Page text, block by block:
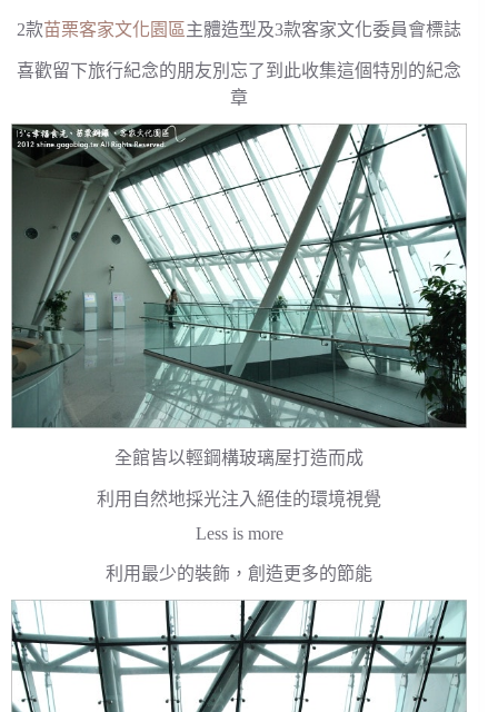
2款苗栗客家文化園區主體造型及3款客家文化委員會標誌
喜歡留下旅行紀念的朋友別忘了到此收集這個特別的紀念
章
全館皆以輕鋼構玻璃屋打造而成
利用自然地採光注入絕佳的環境視覺
Less is more
利用最少的裝飾，創造更多的節能